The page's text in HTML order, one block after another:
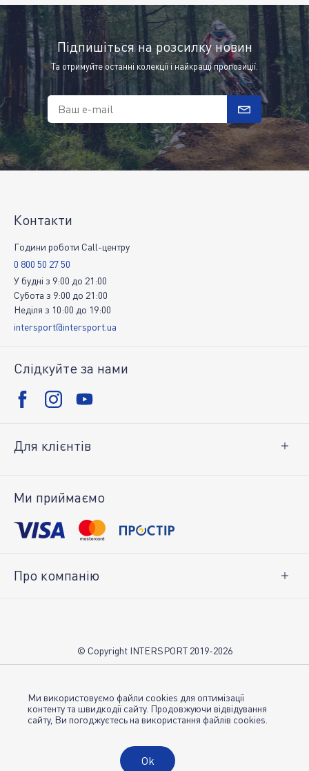
Підпишіться на розсилку новин
Та отримуйте останні колекції і найкращі пропозиції.
Ваш e-mail
Контакти
Години роботи Call-центру
0 800 50 27 50
У будні з 9:00 до 21:00
Субота з 9:00 до 21:00
Неділя з 10:00 до 19:00
intersport@intersport.ua
Слідкуйте за нами
Для клієнтів
Повернення товару
Ми приймаємо
Про компанію
Магазини INTERSPORT
© Copyright INTERSPORT 2019-2026
Політика конфіденційності
Публічна оферта
Ми використовуємо файли cookies для оптимізації
контенту та швидкодії сайту. Продовжуючи відвідування
сайту, Ви погоджуєтесь на використання файлів cookies.
Ok